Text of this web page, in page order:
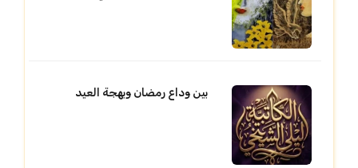
بين وداع رمضان وبهجة العيد